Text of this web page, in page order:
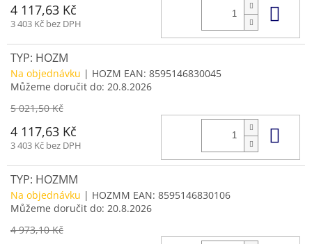
4 117,63 Kč
3 403 Kč bez DPH
TYP: HOZM
Na objednávku | HOZM EAN: 8595146830045
Můžeme doručit do: 20.8.2026
5 021,50 Kč
4 117,63 Kč
3 403 Kč bez DPH
TYP: HOZMM
Na objednávku | HOZMM EAN: 8595146830106
Můžeme doručit do: 20.8.2026
4 973,10 Kč